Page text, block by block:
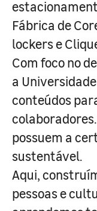
Fábrica de
lockers e
Com foco no
a
conteúdos
possuem a
sustentável.
Aqui,
pessoas e